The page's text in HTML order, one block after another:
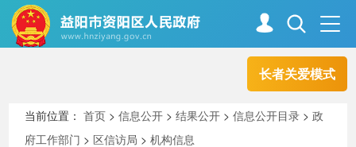
长者关爱模式
走进资阳
当前位置：首页 >信息公开 >结果公开 >信息公开目录 >政
府工作部门 > 区信访局 >机构信息